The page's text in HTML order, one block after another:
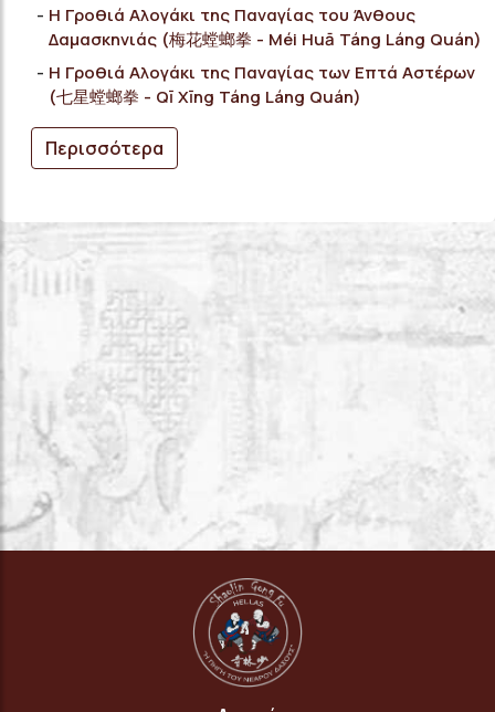
Η Γροθιά Αλογάκι της Παναγίας του Άνθους
Δαμασκηνιάς (梅花螳螂拳 - Méi Huā Táng Láng Quán)
Η Γροθιά Αλογάκι της Παναγίας των Επτά Αστέρων
(七星螳螂拳 - Qī Χīng Táng Láng Quán)
Περισσότερα